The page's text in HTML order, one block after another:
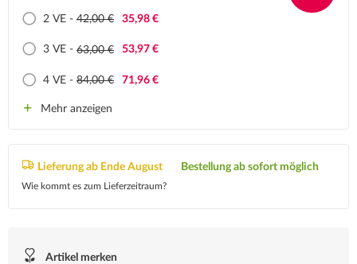
2 VE - 42,00 € 35,98 €
3 VE - 63,00 € 53,97 €
4 VE - 84,00 € 71,96 €
Mehr anzeigen
Lieferung ab Ende August
Wie kommt es zum Lieferzeitraum?
Bestellung ab sofort möglich
Artikel merken